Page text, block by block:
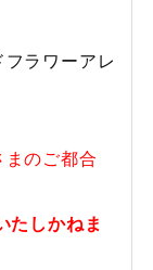
ラワーアレ
のご都合
たしかねま